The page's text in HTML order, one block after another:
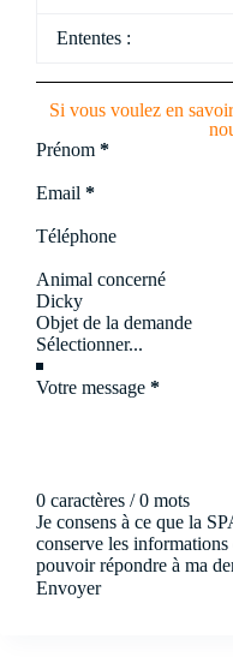
Ententes :
Si vous voulez en
Section
Prénom *
Email *
Téléphone
Animal concerné
Objet de la demande
Votre message *
0 caractères / 0 mots
Je consens à ce que la
conserve les
pouvoir répondre à ma
Envoyer